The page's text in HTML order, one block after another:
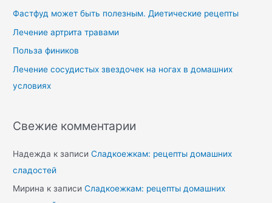
Фастфуд может быть полезным. Диетические рецепты
Лечение артрита травами
Польза фиников
Лечение сосудистых звездочек на ногах в домашних
условиях
Свежие комментарии
Надежда к записиСладкоежкам: рецепты домашних
сладостей
Мирина к записиСладкоежкам: рецепты домашних